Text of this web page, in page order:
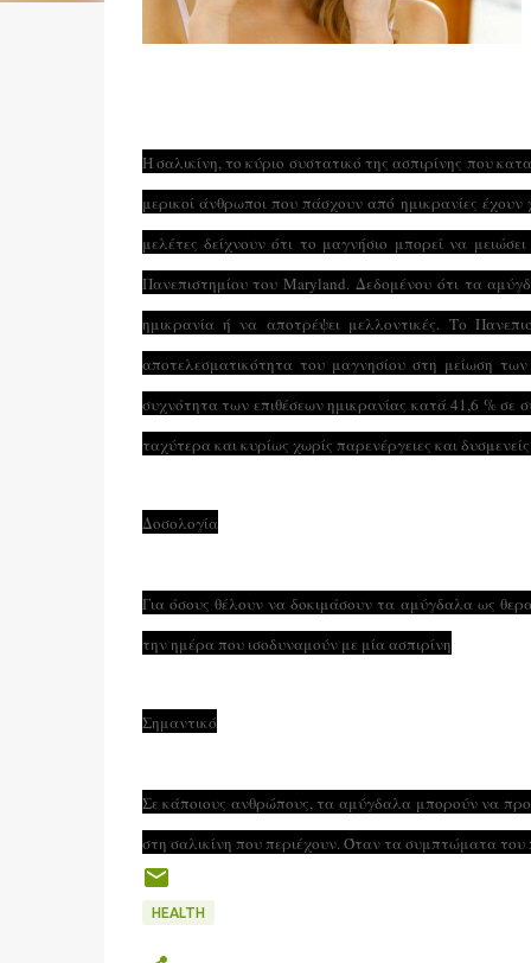
Η σαλικίνη, το κύριο συστατικό της ασπιρίνης που
μερικοί άνθρωποι που πάσχουν από ημικρανίες
μελέτες δείχνουν ότι το μαγνήσιο μπορεί να
Πανεπιστημίου του Maryland. Δεδομένου ότι τα
ημικρανία ή να αποτρέψει μελλοντικές. Το
αποτελεσματικότητα του μαγνησίου στη μείωση
συχνότητα των επιθέσεων ημικρανίας κατά 41,6 %
ταχύτερα και κυρίως χωρίς παρενέργειες και
Δοσολογία
Για όσους θέλουν να δοκιμάσουν τα αμύγδαλα ως
την ημέρα που ισοδυναμούν με μία ασπιρίνη
Σημαντικό
Σε κάποιους ανθρώπους, τα αμύγδαλα μπορούν να
στη σαλικίνη που περιέχουν. Όταν τα συμπτώματα του
HEALTH